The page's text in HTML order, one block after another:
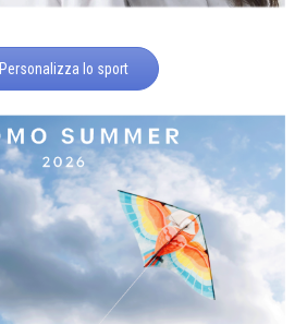
Personalizza lo sport